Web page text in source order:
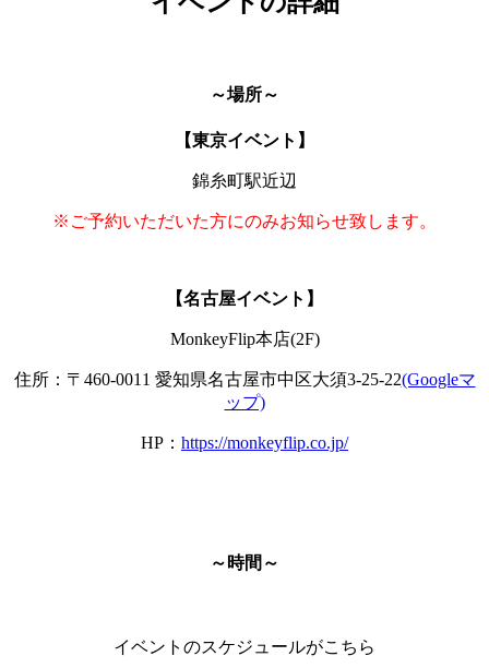
～場所～
【東京イベント】
錦糸町駅近辺
※ご予約いただいた方にのみお知らせ致します。
【名古屋イベント】
MonkeyFlip本店(2F)
住所：〒460-0011 愛知県名古屋市中区大須3-25-22(Googleマ
ップ)
HP： https://monkeyflip.co.jp/
～時間～
イベントのスケジュールがこちら